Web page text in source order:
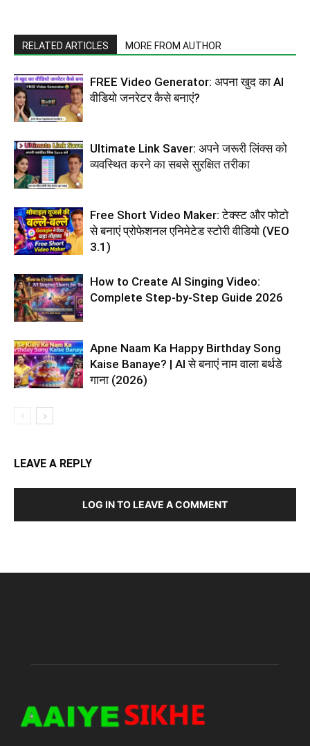
RELATED ARTICLES MORE FROM AUTHOR
FREE Video Generator: अपना खुद का AI
वीडियो जनरेटर कैसे बनाएं?
Ultimate Link Saver: अपने जरूरी लिंक्स को
व्यवस्थित करने का सबसे सुरक्षित तरीका
Free Short Video Maker: टेक्स्ट और फोटो
से बनाएं प्रोफेशनल एनिमेटेड स्टोरी वीडियो (VEO
3.1)
How to Create AI Singing Video:
Complete Step-by-Step Guide 2026
Apne Naam Ka Happy Birthday Song
Kaise Banaye? | AI से बनाएं नाम वाला बर्थडे
गाना (2026)
LEAVE A REPLY
LOG IN TO LEAVE A COMMENT